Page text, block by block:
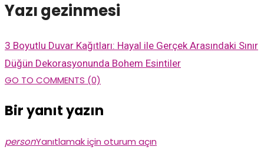
Yazı gezinmesi
3 Boyutlu Duvar Kağıtları: Hayal ile Gerçek Arasındaki Sınır
Düğün Dekorasyonunda Bohem Esintiler
GO TO COMMENTS (0)
Bir yanıt yazın
personYanıtlamak için oturum açın